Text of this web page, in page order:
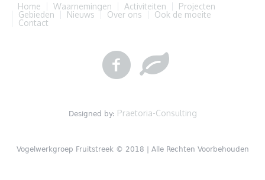
Home Waarnemingen Activiteiten
Projecten
Gebieden
Nieuws Over ons
Ook de moeite
Contact
Designed by: Praetoria-Consulting
Vogelwerkgroep Fruitstreek © 2018 | Alle Rechten Voorbehouden